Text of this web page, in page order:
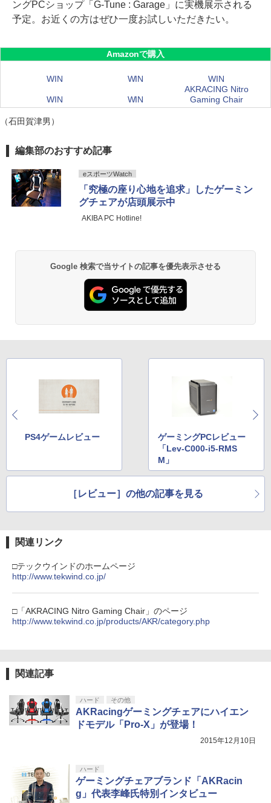
ングPCショップ「G-Tune : Garage」に実機展示される
予定。お近くの方はぜひ一度お試しいただきたい。
Amazonで購入
WIN WIN WIN
WIN WIN
AKRACING Nitro
Gaming Chair
（石田賀津男）
編集部のおすすめ記事
eスポーツWatch
「究極の座り心地を追求」したゲーミン
グチェアが店頭展示中
AKIBA PC Hotline!
Google 検索で当サイトの記事を優先表示させる
PS4ゲームレビュー
ゲーミングPCレビュー
「Lev-C000-i5-RMS
M」
［レビュー］の他の記事を見る
関連リンク
□テックウインドのホームページ
http://www.tekwind.co.jp/
□「AKRACING Nitro Gaming Chair」のページ
http://www.tekwind.co.jp/products/AKR/category.php
関連記事
ハード その他
AKRacingゲーミングチェアにハイエン
ドモデル「Pro-X」が登場！
2015年12月10日
ハード
ゲーミングチェアブランド「AKRacin
g」代表李峰氏特別インタビュー